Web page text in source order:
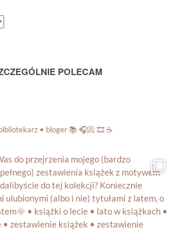
POLECAM
• bloger📚 🎧📀 🎞️ ☕️